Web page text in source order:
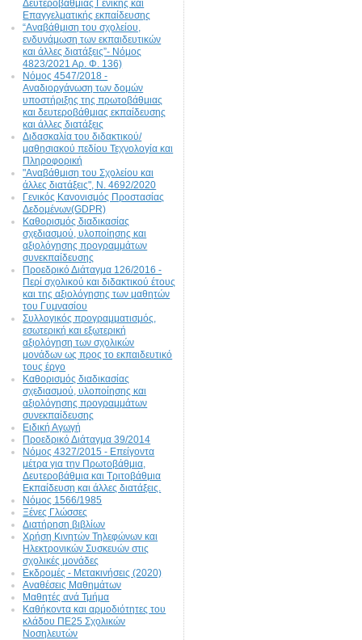
Δευτεροβάθμιας Γενικής και
Επαγγελματικής εκπαίδευσης
“Αναβάθμιση του σχολείου,
ενδυνάμωση των εκπαιδευτικών
και άλλες διατάξεις”- Νόμος
4823/2021 Αρ. Φ. 136)
Νόμος 4547/2018 -
Αναδιοργάνωση των δομών
υποστήριξης της πρωτοβάθμιας
και δευτεροβάθμιας εκπαίδευσης
και άλλες διατάξεις
Διδασκαλία του διδακτικού/
μαθησιακού πεδίου Τεχνολογία και
Πληροφορική
"Αναβάθμιση του Σχολείου και
άλλες διατάξεις", N. 4692/2020
Γενικός Κανονισμός Προστασίας
Δεδομένων(GDPR)
Καθορισμός διαδικασίας
σχεδιασμού, υλοποίησης και
αξιολόγησης προγραμμάτων
συνεκπαίδευσης
Προεδρικό Διάταγμα 126/2016 -
Περί σχολικού και διδακτικού έτους
και της αξιολόγησης των μαθητών
του Γυμνασίου
Συλλογικός προγραμματισμός,
εσωτερική και εξωτερική
αξιολόγηση των σχολικών
μονάδων ως προς το εκπαιδευτικό
τους έργο
Καθορισμός διαδικασίας
σχεδιασμού, υλοποίησης και
αξιολόγησης προγραμμάτων
συνεκπαίδευσης
Ειδική Αγωγή
Προεδρικό Διάταγμα 39/2014
Νόμος 4327/2015 - Επείγοντα
μέτρα για την Πρωτοβάθμια,
Δευτεροβάθμια και Τριτοβάθμια
Εκπαίδευση και άλλες διατάξεις.
Νόμος 1566/1985
Ξένες Γλώσσες
Διατήρηση βιβλίων
Χρήση Κινητών Τηλεφώνων και
Ηλεκτρονικών Συσκευών στις
σχολικές μονάδες
Εκδρομές - Μετακινήσεις (2020)
Αναθέσεις Μαθημάτων
Μαθητές ανά Τμήμα
Καθήκοντα και αρμοδιότητες του
κλάδου ΠΕ25 Σχολικών
Νοσηλευτών